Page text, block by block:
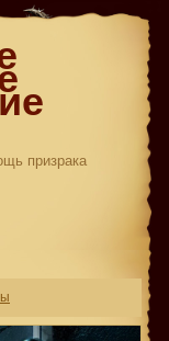
призрака